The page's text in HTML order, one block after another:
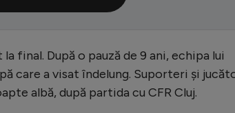
final. După o pauză de 9 ani, echipa lui
care a visat îndelung. Suporteri și
albă, după partida cu CFR Cluj.